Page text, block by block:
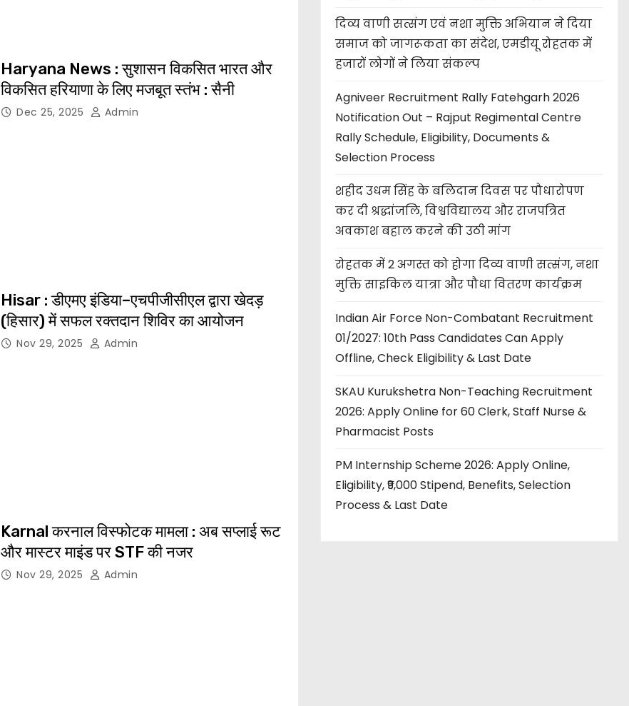
Haryana News : सुशासन विकसित भारत और
विकसित हरियाणा के लिए मजबूत स्तंभ : सैनी
Dec 25, 2025 Admin
Hisar : डीएमए इंडिया–एचपीजीसीएल द्वारा खेदड़
(हिसार) में सफल रक्तदान शिविर का आयोजन
Nov 29, 2025 Admin
Karnal करनाल विस्फोटक मामला : अब सप्लाई रूट
और मास्टर माइंड पर STF की नजर
Nov 29, 2025 Admin
दिव्य वाणी सत्संग एवं नशा मुक्ति अभियान ने दिया
समाज को जागरूकता का संदेश, एमडीयू रोहतक में
हजारों लोगों ने लिया संकल्प
Agniveer Recruitment Rally Fatehgarh 2026
Notification Out – Rajput Regimental Centre
Rally Schedule, Eligibility, Documents &
Selection Process
शहीद उधम सिंह के बलिदान दिवस पर पौधारोपण
कर दी श्रद्धांजलि, विश्वविद्यालय और राजपत्रित
अवकाश बहाल करने की उठी मांग
रोहतक में 2 अगस्त को होगा दिव्य वाणी सत्संग, नशा
मुक्ति साइकिल यात्रा और पौधा वितरण कार्यक्रम
Indian Air Force Non-Combatant Recruitment
01/2027: 10th Pass Candidates Can Apply
Offline, Check Eligibility & Last Date
SKAU Kurukshetra Non-Teaching Recruitment
2026: Apply Online for 60 Clerk, Staff Nurse &
Pharmacist Posts
PM Internship Scheme 2026: Apply Online,
Eligibility, ₹9,000 Stipend, Benefits, Selection
Process & Last Date